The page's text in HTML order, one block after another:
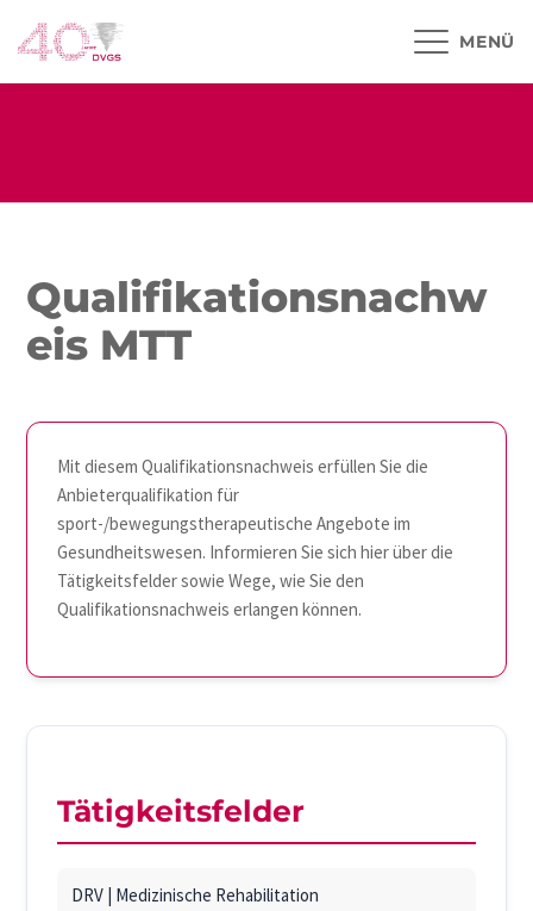
Qualifikationsnachw
eis MTT
Mit diesem Qualifikationsnachweis erfüllen Sie die
Anbieterqualifikation für
sport-/bewegungstherapeutische Angebote im
Gesundheitswesen. Informieren Sie sich hier über die
Tätigkeitsfelder sowie Wege, wie Sie den
Qualifikationsnachweis erlangen können.
Tätigkeitsfelder
DRV | Medizinische Rehabilitation
MENÜ